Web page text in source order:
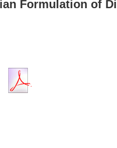
Formulation of